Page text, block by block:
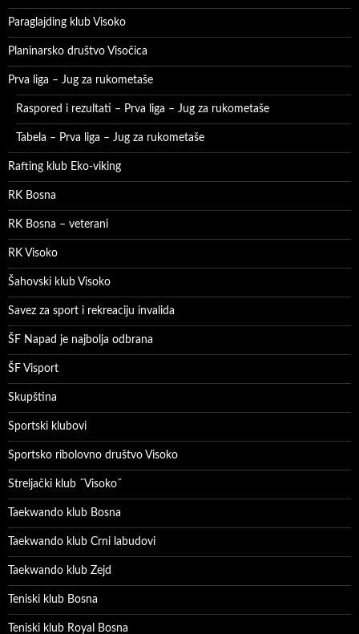
Paraglajding klub Visoko
Planinarsko društvo Visočica
Prva liga – Jug za rukometaše
Raspored i rezultati – Prva liga – Jug za rukometaše
Tabela – Prva liga – Jug za rukometaše
Rafting klub Eko-viking
RK Bosna
RK Bosna – veterani
RK Visoko
Šahovski klub Visoko
Savez za sport i rekreaciju invalida
ŠF Napad je najbolja odbrana
ŠF Visport
Skupština
Sportski klubovi
Sportsko ribolovno društvo Visoko
Streljački klub ˝Visoko˝
Taekwando klub Bosna
Taekwando klub Crni labudovi
Taekwando klub Zejd
Teniski klub Bosna
Teniski klub Royal Bosna